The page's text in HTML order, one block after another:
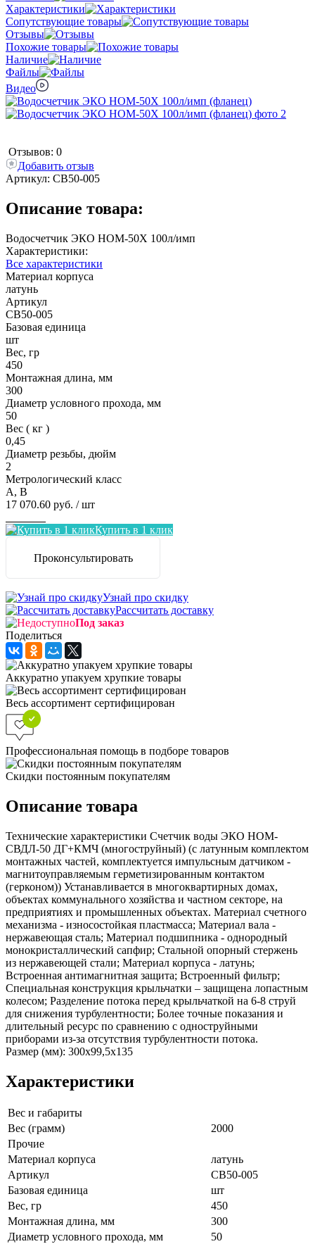
Характеристики
Сопутствующие товары
Отзывы
Похожие товары
Наличие
Файлы
Видео
Отзывов: 0
Добавить отзыв
Артикул: СВ50-005
Описание товара:
Водосчетчик ЭКО НОМ-50Х 100л/имп
Характеристики:
Все характеристики
Материал корпуса
латунь
Артикул
СВ50-005
Базовая единица
шт
Вес, гр
450
Монтажная длина, мм
300
Диаметр условного прохода, мм
50
Вес ( кг )
0,45
Диаметр резьбы, дюйм
2
Метрологический класс
A, B
17 070.60 руб. / шт
Купить в 1 клик
Проконсультировать
Узнай про скидку
Рассчитать доставку
Под заказ
Поделиться
Аккуратно упакуем хрупкие товары
Весь ассортимент сертифицирован
Профессиональная помощь в подборе товаров
Скидки постоянным покупателям
Описание товара
Технические характеристики Счетчик воды ЭКО НОМ-
СВДЛ-50 ДГ+КМЧ (многоструйный) (с латунным комплектом
монтажных частей, комплектуется импульсным датчиком -
магнитоуправляемым герметизированным контактом
(герконом)) Устанавливается в многоквартирных домах,
объектах коммунального хозяйства и частном секторе, на
предприятиях и промышленных объектах. Материал счетного
механизма - износостойкая пластмасса; Материал вала -
нержавеющая сталь; Материал подшипника - однородный
монокристаллический сапфир; Cтальной опорный стержень
из нержавеющей стали; Материал корпуса - латунь;
Встроенная антимагнитная защита; Встроенный фильтр;
Специальная конструкция крыльчатки – защищена лопастным
колесом; Разделение потока перед крыльчаткой на 6-8 струй
для снижения турбулентности; Более точные показания и
длительный ресурс по сравнению с одноструйными
приборами из-за отсутствия турбулентности потока.
Размер (мм): 300x99,5x135
Характеристики
Вес и габариты
Вес (грамм)
2000
Прочие
Материал корпуса
латунь
Артикул
СВ50-005
Базовая единица
шт
Вес, гр
450
Монтажная длина, мм
300
Диаметр условного прохода, мм
50